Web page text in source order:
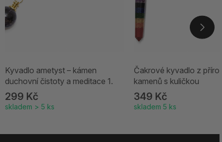
Kyvadlo ametyst – kámen
duchovní čistoty a meditace 1.
299 Kč
skladem > 5 ks
Čakrové kyvadlo z
kamenů s kuličkou
349 Kč
skladem 5 ks